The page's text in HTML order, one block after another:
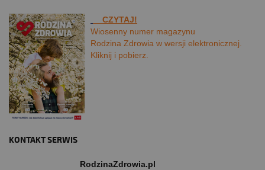
CZYTAJ!
Wiosenny numer magazynu
Rodzina Zdrowia w wersji elektronicznej.
Kliknij i pobierz.
KONTAKT SERWIS
RodzinaZdrowia.pl